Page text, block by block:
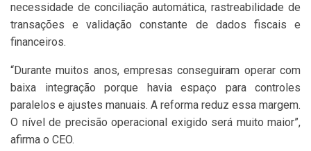
necessidade de conciliação automática, rastreabilidade de
transações e validação constante de dados fiscais e
financeiros.
“Durante muitos anos, empresas conseguiram operar com
baixa integração porque havia espaço para controles
paralelos e ajustes manuais. A reforma reduz essa margem.
O nível de precisão operacional exigido será muito maior”,
afirma o CEO.